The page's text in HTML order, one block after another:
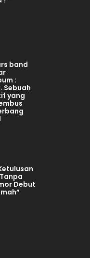
band
:
Sebuah
yang
Debut